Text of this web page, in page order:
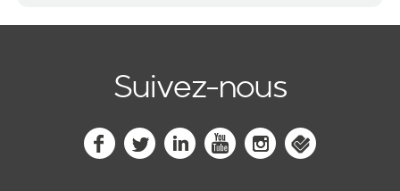
Suivez-nous